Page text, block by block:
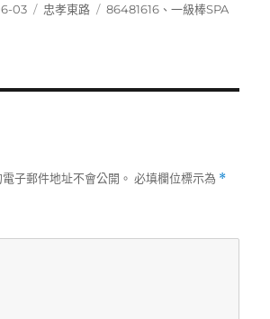
03
分
忠孝東路
標
86481616 、一級棒SPA
子郵件地址不會公開。 必填欄位標示為 *